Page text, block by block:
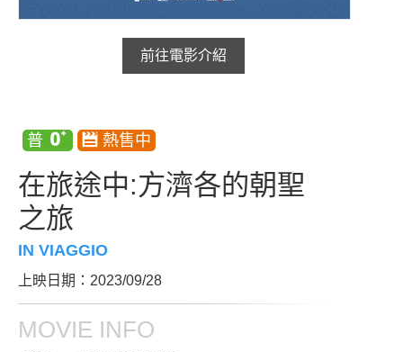
前往電影介紹
在旅途中:方濟各的朝聖
之旅
IN VIAGGIO
上映日期：2023/09/28
MOVIE INFO
會員Q&A